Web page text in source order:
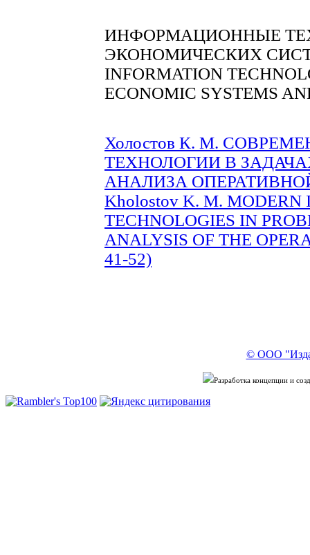
ИНФОРМАЦИОННЫЕ
ЭКОНОМИЧЕСКИХ
INFORMATION
ECONOMIC SYSTEMS
Холостов К. М.
ТЕХНОЛОГИИ В
АНАЛИЗА
Kholostov K. M. MODERN
TECHNOLOGIES IN
ANALYSIS OF THE
41-52)
© ООО
Разработка концепции и